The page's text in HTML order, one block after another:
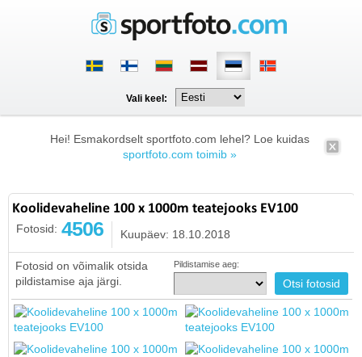
Vali keel:
Hei! Esmakordselt sportfoto.com lehel? Loe kuidas
sportfoto.com toimib »
Koolidevaheline 100 x 1000m teatejooks EV100
Fotosid: 4506 Kuupäev: 18.10.2018
Fotosid on võimalik otsida
pildistamise aja järgi.
Pildistamise aeg: